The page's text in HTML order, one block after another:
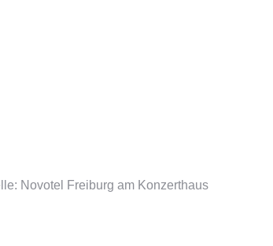
Novotel Freiburg am Konzerthaus